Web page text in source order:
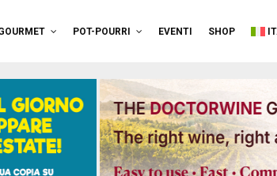
POT-POURRI EVENTI SHOP